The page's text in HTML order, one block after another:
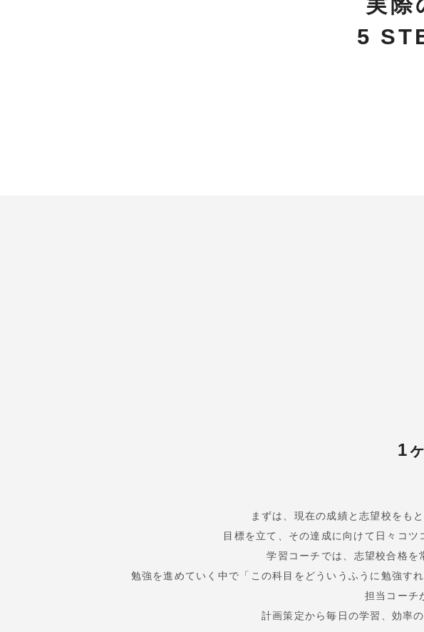
5
1
まずは、現在の成績と志望校をも
目標を立て、その達成に向けて日々コツ
学習コーチでは、志望校合格を
勉強を進めていく中で「この科目をどういうふうに勉強す
担当コーチ
計画策定から毎日の学習、効率